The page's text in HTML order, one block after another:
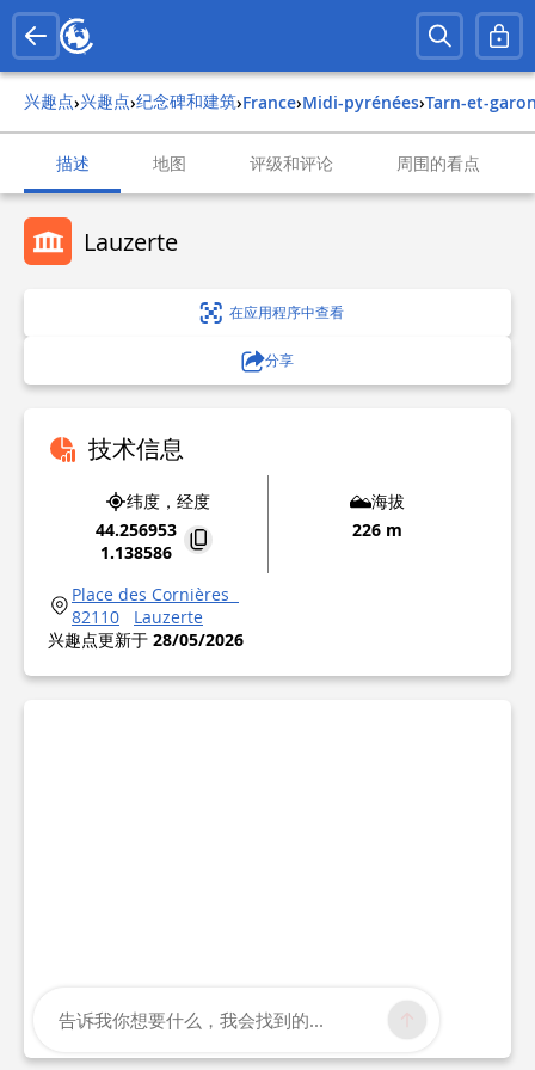
兴趣点› 兴趣点› 纪念碑和建筑› france› midi-pyrénées› tarn-et-
描述 地图 评级和评论 周围的看点
Lauzerte
在应用程序中查看
分享
技术信息
纬度，经度
44.256953
1.138586
海拔
226 m
Place des Cornières
82110
Lauzerte
兴趣点更新于 28/05/2026
告诉我你想要什么，我会找到的...